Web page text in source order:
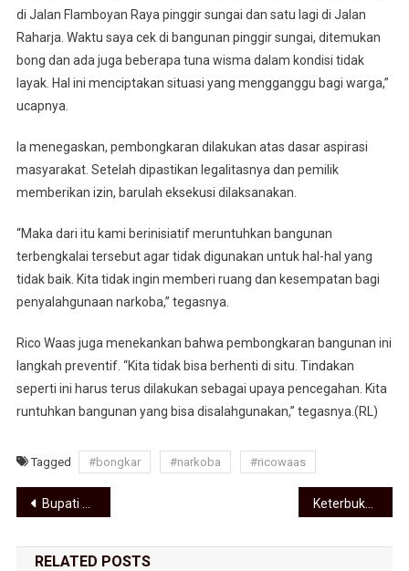
di Jalan Flamboyan Raya pinggir sungai dan satu lagi di Jalan
Raharja. Waktu saya cek di bangunan pinggir sungai, ditemukan
bong dan ada juga beberapa tuna wisma dalam kondisi tidak
layak. Hal ini menciptakan situasi yang mengganggu bagi warga,”
ucapnya.
Ia menegaskan, pembongkaran dilakukan atas dasar aspirasi
masyarakat. Setelah dipastikan legalitasnya dan pemilik
memberikan izin, barulah eksekusi dilaksanakan.
“Maka dari itu kami berinisiatif meruntuhkan bangunan
terbengkalai tersebut agar tidak digunakan untuk hal-hal yang
tidak baik. Kita tidak ingin memberi ruang dan kesempatan bagi
penyalahgunaan narkoba,” tegasnya.
Rico Waas juga menekankan bahwa pembongkaran bangunan ini
langkah preventif. “Kita tidak bisa berhenti di situ. Tindakan
seperti ini harus terus dilakukan sebagai upaya pencegahan. Kita
runtuhkan bangunan yang bisa disalahgunakan,” tegasnya.(RL)
Tagged #bongkar #narkoba #ricowaas
Navigasi pos
Bupati Asahan Buka Turnamen Sepak Bola U-14 Dalam Rangka HUT Partai PAN ke-27
RELATED POSTS